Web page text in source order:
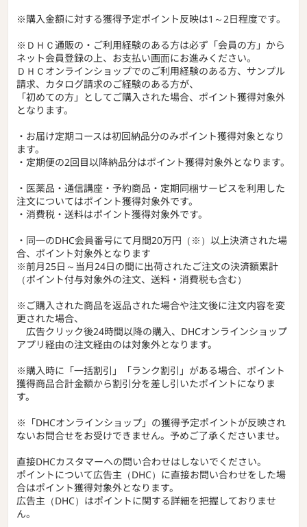
※購入金額に対する獲得予定ポイント反映は1～2日程度です。
※ＤＨＣ通販の・ご利用経験のある方は必ず「会員の方」から
ネット会員登録の上、お支払い画面にお進みください。
ＤＨＣオンラインショップでのご利用経験のある方、サンプル
請求、カタログ請求のご経験のある方が、
「初めての方」としてご購入された場合、ポイント獲得対象外
となります。
・お届け定期コースは初回納品分のみポイント獲得対象となり
ます。
・定期便の2回目以降納品分はポイント獲得対象外となります。
・医薬品・通信講座・予約商品・定期同梱サービスを利用した
注文についてはポイント獲得対象外です。
・消費税・送料はポイント獲得対象外です。
・同一のDHC会員番号にて月間20万円（※）以上決済された場
合、ポイント対象外となります
※前月25日～当月24日の間に出荷されたご注文の決済額累計
（ポイント付与対象外の注文、送料・消費税も含む）
※ご購入された商品を返品された場合や注文後に注文内容を変
更された場合、
広告クリック後24時間以降の購入、DHCオンラインショップ
アプリ経由の注文経由のは対象外となります。
※購入時に「一括割引」「ランク割引」がある場合、ポイント
獲得商品合計金額から割引分を差し引いたポイントになりま
す。
※「DHCオンラインショップ」の獲得予定ポイントが反映され
ないお問合せをお受けできません。予めご了承くださいませ。
直接DHCカスタマーへの問い合わせはしないでください。
ポイントについて広告主（DHC）に直接お問い合わせをした場
合はポイント獲得対象外となります。
広告主（DHC）はポイントに関する詳細を把握しておりませ
ん。